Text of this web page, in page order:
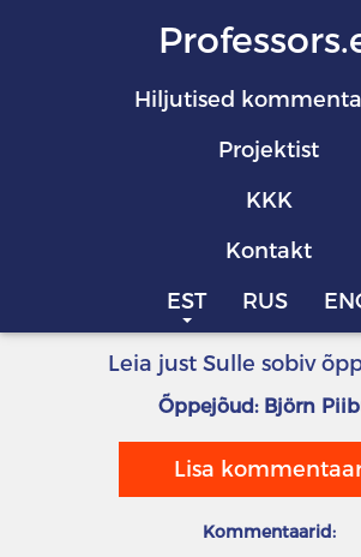
Hiljutised
Projektist
KKK
Kontakt
EST
RUS
Leia just Sulle sobiv
Õppejõud: Björn
Lisa
Kommentaarid: